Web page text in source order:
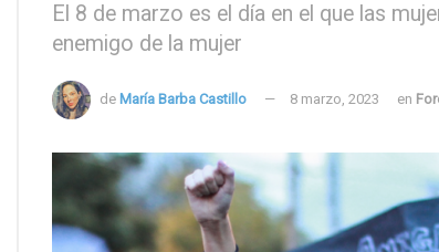
El 8 de marzo es el día en el que las
enemigo de la mujer
de María Barba Castillo 8 marzo, 2023 en